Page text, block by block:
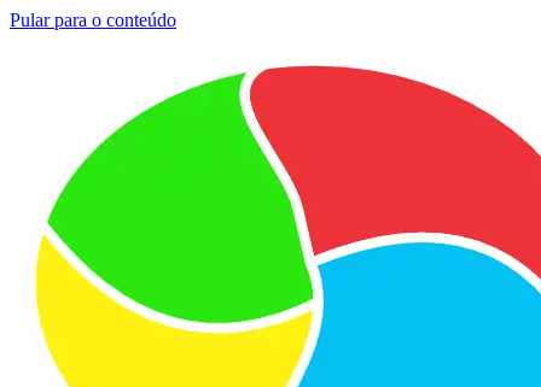
Pular para o conteúdo